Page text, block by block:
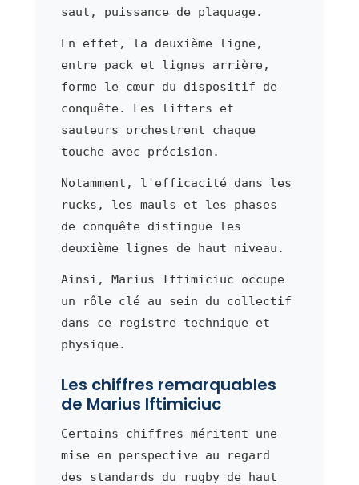
saut, puissance de plaquage.
En effet, la deuxième ligne,
entre pack et lignes arrière,
forme le cœur du dispositif de
conquête. Les lifters et
sauteurs orchestrent chaque
touche avec précision.
Notamment, l'efficacité dans les
rucks, les mauls et les phases
de conquête distingue les
deuxième lignes de haut niveau.
Ainsi, Marius Iftimiciuc occupe
un rôle clé au sein du collectif
dans ce registre technique et
physique.
Les chiffres remarquables
de Marius Iftimiciuc
Certains chiffres méritent une
mise en perspective au regard
des standards du rugby de haut